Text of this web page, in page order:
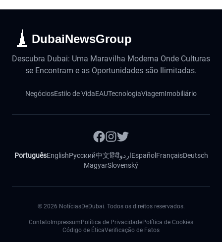
DubaiNewsGroup
Descubra Dubai: Uma Maravilha Moderna Onde Culturas
se Encontram e as Oportunidades são Ilimitadas.
NegóciosEstilo de VidaEAUTecnologiaViagemImobiliário
PortuguêsEnglishРусский中文हिंदीاردوEspañol FrançaisDeutsch
MagyarSlovenský
© 2026 NotíciasDeDubai. Todos os direitos reservados.
Contato Impressum Política de PrivacidadePolítica de Cookies
Código de ÉticaVerificação de Fatos